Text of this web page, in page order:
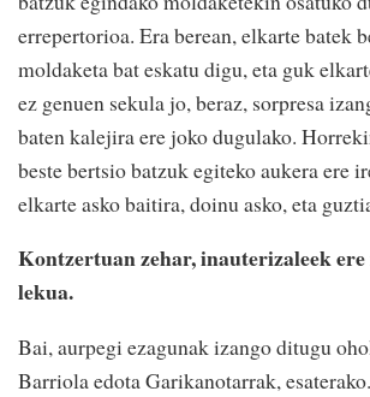
errepertorioa. Era berean, elkarte batek
moldaketa bat eskatu digu, eta guk
ez genuen sekula jo, beraz, sorpresa
baten kalejira ere joko dugulako.
beste bertsio batzuk egiteko aukera ere
elkarte asko baitira, doinu asko, eta
Kontzertuan zehar, inauterizaleek
lekua.
Bai, aurpegi ezagunak izango ditugu
Barriola edota Garikanotarrak,